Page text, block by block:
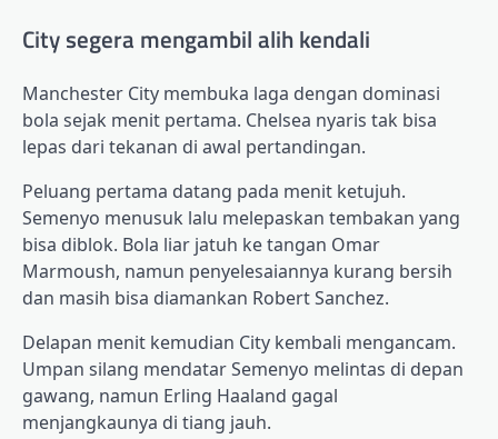
City segera mengambil alih kendali
Manchester City membuka laga dengan dominasi
bola sejak menit pertama. Chelsea nyaris tak bisa
lepas dari tekanan di awal pertandingan.
Peluang pertama datang pada menit ketujuh.
Semenyo menusuk lalu melepaskan tembakan yang
bisa diblok. Bola liar jatuh ke tangan Omar
Marmoush, namun penyelesaiannya kurang bersih
dan masih bisa diamankan Robert Sanchez.
Delapan menit kemudian City kembali mengancam.
Umpan silang mendatar Semenyo melintas di depan
gawang, namun Erling Haaland gagal
menjangkaunya di tiang jauh.